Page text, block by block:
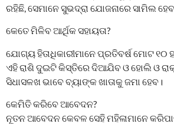
ରହିଛି, ସେମାନେ ସୁଭଦ୍ରା ଯୋଜନାରେ ସାମିଲ
କେତେ ମିଳିବ ଆର୍ଥିକ ସହାୟତା?
ଯୋଗ୍ୟ ହିତାଧିକାରୀମାନେ ପ୍ରତିବର୍ଷ ମୋଟ ୧୦
ଏହି ରାଶି ଦୁଇଟି କିସ୍ତିରେ ଦିଆଯିବ ଓ ହୋଲି ଓ
ସିଧାସଳଖ ଭାବେ ବ୍ୟାଙ୍କ ଖାତାକୁ ଜମା ହେବ।
କେମିତି କରିବେ ଆବେଦନ?
ନୂତନ ଆବେଦନ କେବଳ ସେହି ମହିଳାମାନେ